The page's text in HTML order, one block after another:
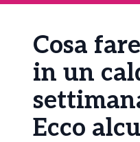
Cosa
in un
Ecco